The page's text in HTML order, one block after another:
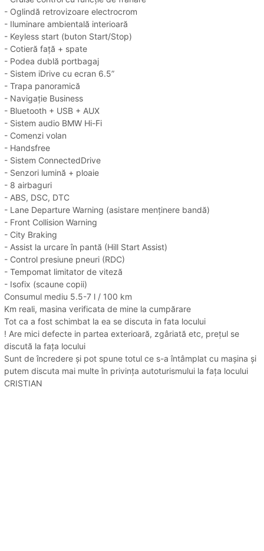
- Oglindă retrovizoare electrocrom
- Iluminare ambientală interioară
- Keyless start (buton Start/Stop)
- Cotieră față + spate
- Podea dublă portbagaj
- Sistem iDrive cu ecran 6.5”
- Trapa panoramică
- Navigație Business
- Bluetooth + USB + AUX
- Sistem audio BMW Hi-Fi
- Comenzi volan
- Handsfree
- Sistem ConnectedDrive
- Senzori lumină + ploaie
- 8 airbaguri
- ABS, DSC, DTC
- Lane Departure Warning (asistare menținere bandă)
- Front Collision Warning
- City Braking
- Assist la urcare în pantă (Hill Start Assist)
- Control presiune pneuri (RDC)
- Tempomat limitator de viteză
- Isofix (scaune copii)
Consumul mediu 5.5-7 l / 100 km
Km reali, masina verificata de mine la cumpărare
Tot ca a fost schimbat la ea se discuta in fata locului
! Are mici defecte in partea exterioară, zgâriată etc, prețul se
discută la fața locului
Sunt de încredere și pot spune totul ce s-a întâmplat cu mașina și
putem discuta mai multe în privința autoturismului la fața locului
CRISTIAN